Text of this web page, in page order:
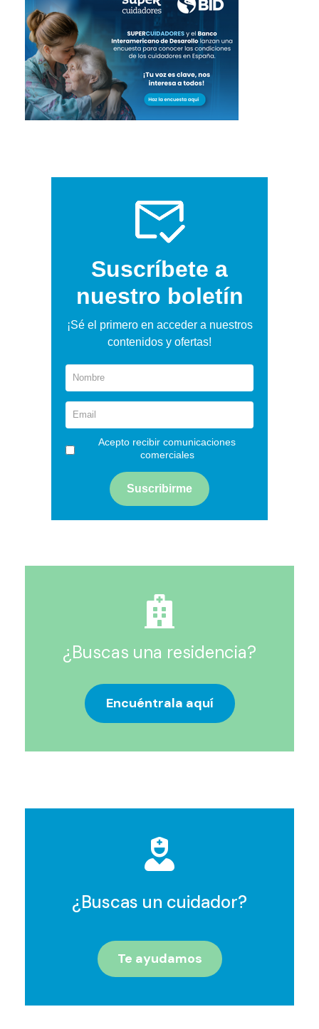
Suscríbete a
nuestro boletín
¡Sé el primero en acceder a nuestros
contenidos y ofertas!
Acepto recibir comunicaciones
comerciales
¿Buscas una residencia?
Encuéntrala aquí
¿Buscas un cuidador?
Te ayudamos